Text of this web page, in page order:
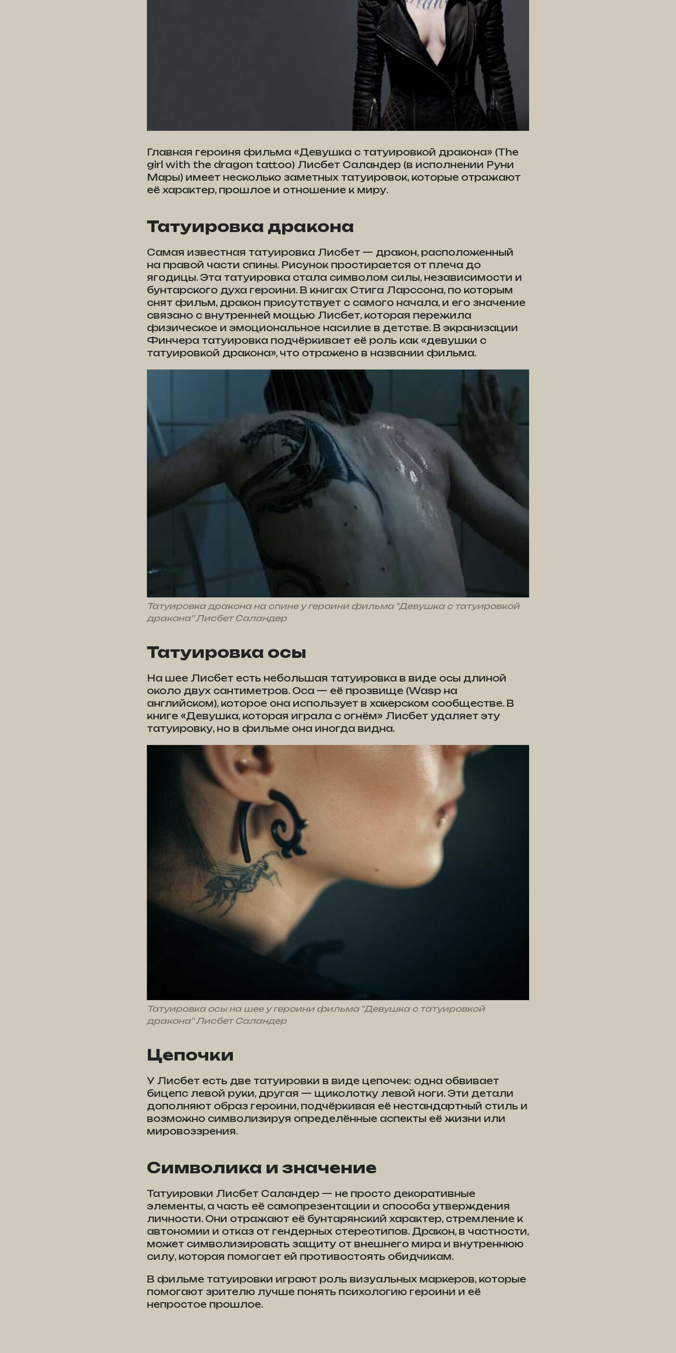
Главная героиня фильма «Девушка с татуировкой дракона» (The
girl with the dragon tattoo) Лисбет Саландер (в исполнении Руни
Мары) имеет несколько заметных татуировок, которые отражают
её характер, прошлое и отношение к миру.
Татуировка дракона
Самая известная татуировка Лисбет — дракон, расположенный
на правой части спины. Рисунок простирается от плеча до
ягодицы. Эта татуировка стала символом силы, независимости и
бунтарского духа героини. В книгах Стига Ларссона, по которым
снят фильм, дракон присутствует с самого начала, и его значение
связано с внутренней мощью Лисбет, которая пережила
физическое и эмоциональное насилие в детстве. В экранизации
Финчера татуировка подчёркивает её роль как «девушки с
татуировкой дракона», что отражено в названии фильма.
Татуировка дракона на спине у героини фильма "Девушка с татуировкой
дракона" Лисбет Саландер
Татуировка осы
На шее Лисбет есть небольшая татуировка в виде осы длиной
около двух сантиметров. Оса — её прозвище (Wasp на
английском), которое она использует в хакерском сообществе. В
книге «Девушка, которая играла с огнём» Лисбет удаляет эту
татуировку, но в фильме она иногда видна.
Татуировка осы на шее у героини фильма "Девушка с татуировкой
дракона" Лисбет Саландер
Цепочки
У Лисбет есть две татуировки в виде цепочек: одна обвивает
бицепс левой руки, другая — щиколотку левой ноги. Эти детали
дополняют образ героини, подчёркивая её нестандартный стиль и
возможно символизируя определённые аспекты её жизни или
мировоззрения.
Символика и значение
Татуировки Лисбет Саландер — не просто декоративные
элементы, а часть её самопрезентации и способа утверждения
личности. Они отражают её бунтарянский характер, стремление к
автономии и отказ от гендерных стереотипов. Дракон, в частности,
может символизировать защиту от внешнего мира и внутреннюю
силу, которая помогает ей противостоять обидчикам.
В фильме татуировки играют роль визуальных маркеров, которые
помогают зрителю лучше понять психологию героини и её
непростое прошлое.